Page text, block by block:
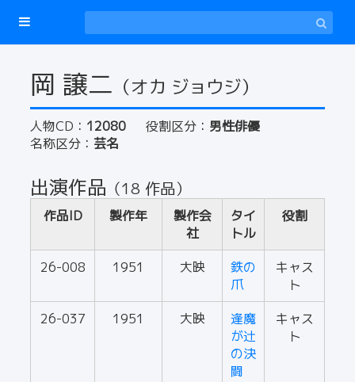
岡 譲二 （オカ ジョウジ）
人物CD： 12080 役割区分： 男性俳優
名称区分： 芸名
出演作品 （18 作品）
作品ID 製作年
製作会
社
タイ
トル
役割
26-008 1951 大映
鉄の
爪
キャス
ト
26-037
1951 大映
逢魔
が辻
の決
闘
キャス
ト